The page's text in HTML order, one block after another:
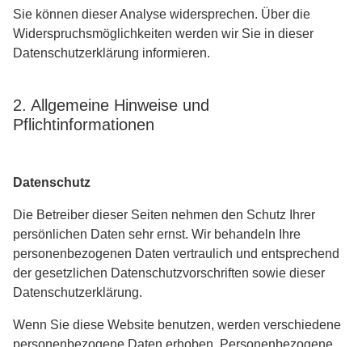
Sie können dieser Analyse widersprechen. Über die
Widerspruchsmöglichkeiten werden wir Sie in dieser
Datenschutzerklärung informieren.
2. Allgemeine Hinweise und
Pflichtinformationen
Datenschutz
Die Betreiber dieser Seiten nehmen den Schutz Ihrer
persönlichen Daten sehr ernst. Wir behandeln Ihre
personenbezogenen Daten vertraulich und entsprechend
der gesetzlichen Datenschutzvorschriften sowie dieser
Datenschutzerklärung.
Wenn Sie diese Website benutzen, werden verschiedene
personenbezogene Daten erhoben. Personenbezogene